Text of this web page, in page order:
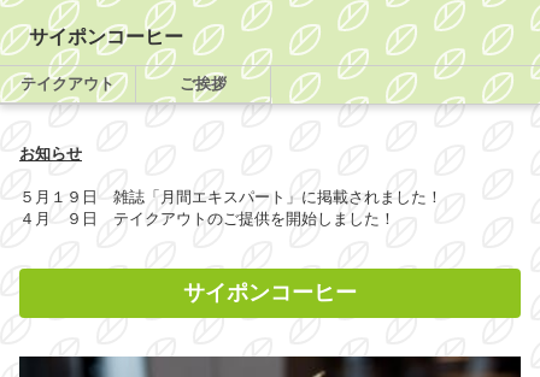
サイポンコーヒー
テイクアウト ご挨拶
お知らせ
５月１９日 雑誌「月間エキスパート」に掲載されました！
４月 ９日 テイクアウトのご提供を開始しました！
サイポンコーヒー